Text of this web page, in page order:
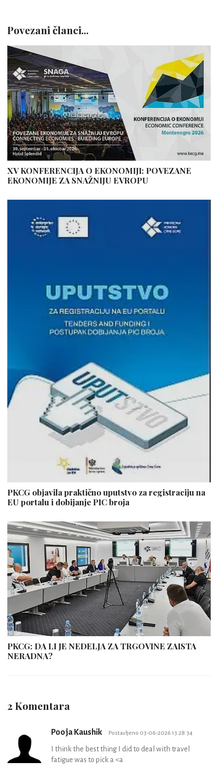
Povezani članci...
XV KONFERENCIJA O EKONOMIJI: POVEZANE
EKONOMIJE ZA SNAŽNIJU EVROPU
PKCG objavila praktično uputstvo za registraciju na
EU portalu i dobijanje PIC broja
PKCG: DA LI JE NEDELJA ZA TRGOVINE ZAISTA
NERADNA?
2 Komentara
Pooja Kaushik Postavljeno 03-06-2026 13:28:34
I think the best thing I did to deal with travel
fatigue was to pick a <a